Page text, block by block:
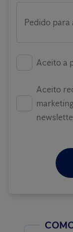
Pedido para
Aceito a
Aceito